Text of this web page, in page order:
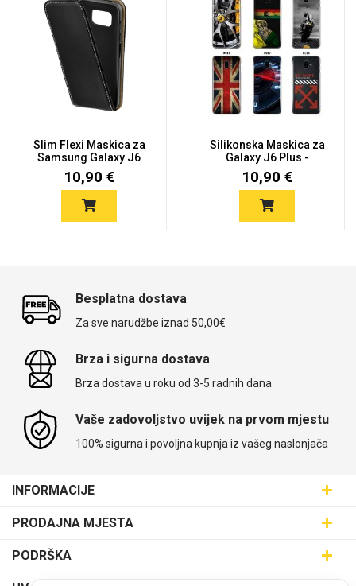
Slim Flexi Maskica za
Samsung Galaxy J6
Plus
10,90 €
Silikonska Maskica za
Galaxy J6 Plus -
Šareni...
10,90 €
Besplatna dostava
Za sve narudžbe iznad 50,00€
Brza i sigurna dostava
Brza dostava u roku od 3-5 radnih dana
Vaše zadovoljstvo uvijek na prvom mjestu
100% sigurna i povoljna kupnja iz vašeg naslonjača
INFORMACIJE
SVIJET MASKICA d.o.o.
Aleja javora 13, 10000 Zagreb
PRODAJNA MJESTA
Poslovnica Trešnjevka
PODRŠKA
Dostava